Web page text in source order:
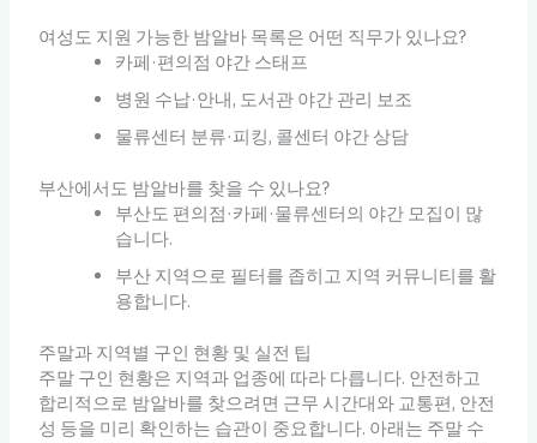
여성도 지원 가능한 밤알바 목록은 어떤 직무가 있나요?
카페·편의점 야간 스태프
병원 수납·안내, 도서관 야간 관리 보조
물류센터 분류·피킹, 콜센터 야간 상담
부산에서도 밤알바를 찾을 수 있나요?
부산도 편의점·카페·물류센터의 야간 모집이 많
습니다.
부산 지역으로 필터를 좁히고 지역 커뮤니티를 활
용합니다.
주말과 지역별 구인 현황 및 실전 팁
주말 구인 현황은 지역과 업종에 따라 다릅니다. 안전하고
합리적으로 밤알바를 찾으려면 근무 시간대와 교통편, 안전
성 등을 미리 확인하는 습관이 중요합니다. 아래는 주말 수